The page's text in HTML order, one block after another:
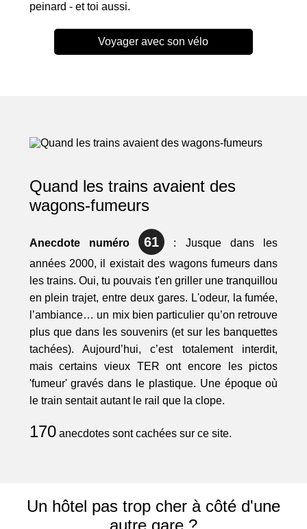
peinard - et toi aussi.
Voyager avec son vélo
Quand les trains avaient des
wagons-fumeurs
Anecdote numéro 61
: Jusque dans les
années 2000, il existait des wagons fumeurs dans
les trains. Oui, tu pouvais t'en griller une tranquillou
en plein trajet, entre deux gares. L'odeur, la fumée,
l’ambiance… un mix bien particulier qu’on retrouve
plus que dans les souvenirs (et sur les banquettes
tachées). Aujourd’hui, c’est totalement interdit,
mais certains vieux TER ont encore les pictos
'fumeur' gravés dans le plastique. Une époque où
le train sentait autant le rail que la clope.
170anecdotes sont cachées sur ce site.
Un hôtel pas trop cher à côté d'une